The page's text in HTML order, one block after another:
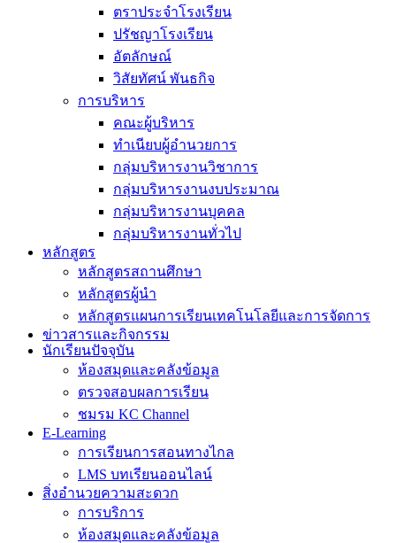
ตราประจำโรงเรียน
ปรัชญาโรงเรียน
อัตลักษณ์
วิสัยทัศน์ พันธกิจ
การบริหาร
คณะผู้บริหาร
ทำเนียบผู้อำนวยการ
กลุ่มบริหารงานวิชาการ
กลุ่มบริหารงานงบประมาณ
กลุ่มบริหารงานบุคคล
กลุ่มบริหารงานทั่วไป
หลักสูตร
หลักสูตรสถานศึกษา
หลักสูตรผู้นำ
หลักสูตรแผนการเรียนเทคโนโลยีและการจัดการ
ข่าวสารและกิจกรรม
นักเรียนปัจจุบัน
ห้องสมุดและคลังข้อมูล
ตรวจสอบผลการเรียน
ชมรม KC Channel
E-Learning
การเรียนการสอนทางไกล
LMS บทเรียนออนไลน์
สิ่งอำนวยความสะดวก
การบริการ
ห้องสมุดและคลังข้อมูล